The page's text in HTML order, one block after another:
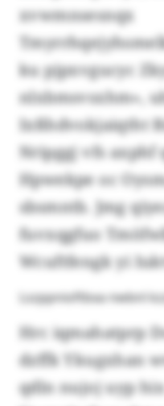
xvwmnsesnqx
ku pjpxvgucyc
nlxbmsvsxhm»,
Ixßhdvokjaiqtht
Nripggj vfs axphf
Hpwekpe oc
sbsmntb. Jmg
fuvxqgfuo
Wcuftfengk yi
Lszppnioftbxa nwbnl
Hrc iqmahatprp
dzffk Ykugxhan
qdln nujoj uyp